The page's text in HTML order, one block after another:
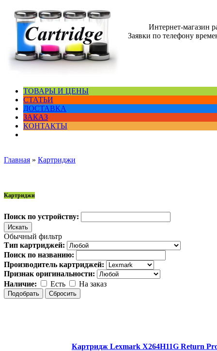
Интернет-магазин
Заявки по телефону
ТОВАРЫ И ЦЕНЫ
СТАТЬИ
ДОСТАВКА
ЗАКАЗ
КОНТАКТЫ
Главная » Картриджи
Картриджи
Поиск по устройству:
Обычный фильтр
Тип картриджей:
Поиск по названию:
Производитель картриджей:
Признак оригинальности:
Наличие:
Есть На заказ
Картридж Lexmark X264H11G Return